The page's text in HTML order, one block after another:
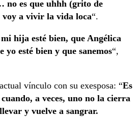
no es que uhhh (grito de
voy a vivir la vida loca“.
hija esté bien, que Angélica
yo esté bien y que sanemos“,
vínculo con su exesposa: “Es
a veces, uno no la cierra
y vuelve a sangrar.